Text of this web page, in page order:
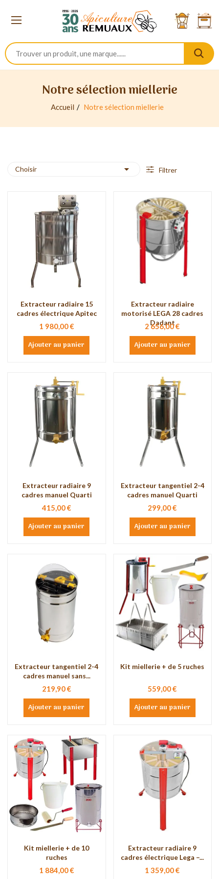
Notre sélection miellerie
Accueil Notre sélection miellerie
Choisir  Filtrer
Extracteur radiaire 15
cadres électrique Apitec
1 980,00 €
Ajouter au panier
Extracteur radiaire
motorisé LEGA 28 cadres
Dadant
2 656,00 €
Ajouter au panier
Extracteur radiaire 9
cadres manuel Quarti
415,00 €
Ajouter au panier
Extracteur tangentiel 2-4
cadres manuel Quarti
299,00 €
Ajouter au panier
Extracteur tangentiel 2-4
cadres manuel sans...
219,90 €
Ajouter au panier
Kit miellerie + de 5 ruches
559,00 €
Ajouter au panier
Kit miellerie + de 10
ruches
1 884,00 €
Extracteur radiaire 9
cadres électrique Lega –...
1 359,00 €